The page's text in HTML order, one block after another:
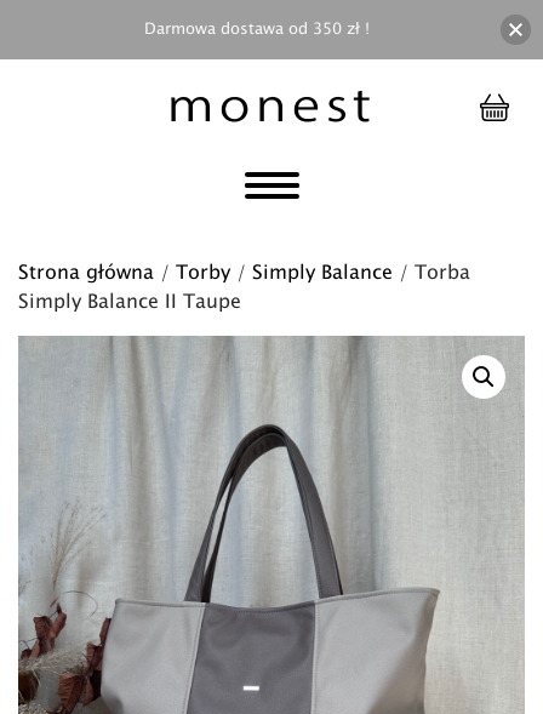
Strona główna / Torby / Simply Balance / Torba
Simply Balance II Taupe
Darmowa dostawa od 350 zł !